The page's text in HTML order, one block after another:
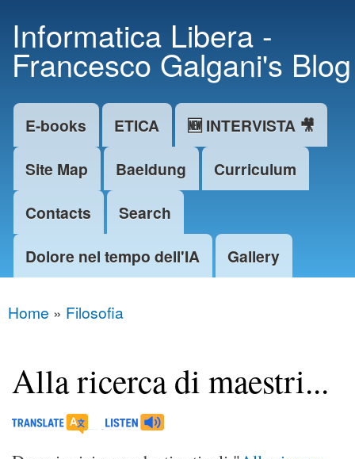
main
content
Informatica Libera -
Francesco Galgani's Blog
Main menu
E-books ETICA
🆕 INTERVISTA 🎥
Site Map
Baeldung
Curriculum
Contacts
Search
Dolore nel tempo dell'IA
Gallery
You are here
Home » Filosofia
Alla ricerca di maestri...